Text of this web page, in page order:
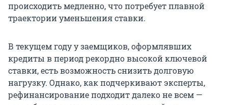
происходить медленно, что потребует плавной
траектории уменьшения ставки.
В текущем году у заемщиков, оформлявших
кредиты в период рекордно высокой ключевой
ставки, есть возможность снизить долговую
нагрузку. Однако, как подчеркивают эксперты,
рефинансирование подходит далеко не всем —